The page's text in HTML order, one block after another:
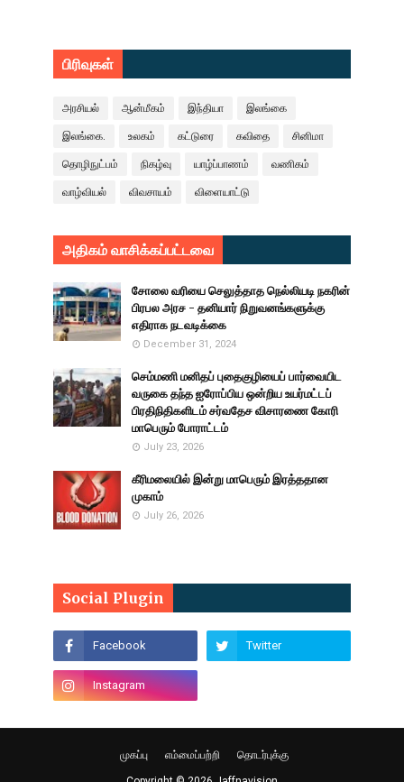
பிரிவுகள்
அரசியல் ஆன்மீகம் இந்தியா இலங்கை
இலங்கை. உலகம் கட்டுரை கவிதை சினிமா
தொழிநுட்பம் நிகழ்வு யாழ்ப்பாணம் வணிகம்
வாழ்வியல் விவசாயம் விளையாட்டு
அதிகம் வாசிக்கப்பட்டவை
சோலை வரியை செலுத்தாத நெல்லியடி நகரின்
பிரபல அரச - தனியார் நிறுவனங்களுக்கு
எதிராக நடவடிக்கை
December 31, 2024
செம்மணி மனிதப் புதைகுழியைப் பார்வையிட
வருகை தந்த ஐரோப்பிய ஒன்றிய உயர்மட்டப்
பிரதிநிதிகளிடம் சர்வதேச விசாரணை கோரி
மாபெரும் போராட்டம்
July 23, 2026
கீரிமலையில் இன்று மாபெரும் இரத்ததான
முகாம்
July 26, 2026
Social Plugin
முகப்பு எம்மைப்பற்றி தொடர்புக்கு